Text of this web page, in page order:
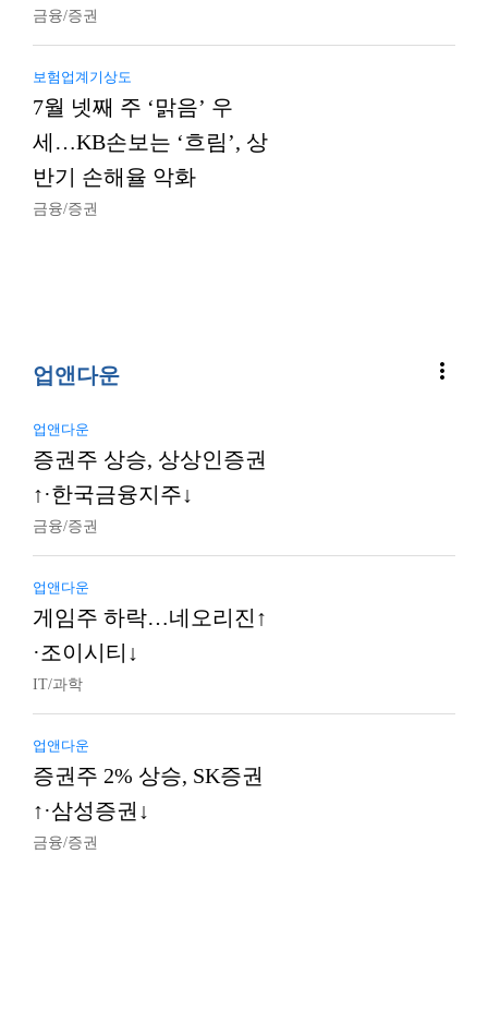
금융/증권
보험업계기상도
7월 넷째 주 ‘맑음’ 우
세…KB손보는 ‘흐림’, 상
반기 손해율 악화
금융/증권
업앤다운 more_vert
업앤다운
증권주 상승, 상상인증권
↑·한국금융지주↓
금융/증권
업앤다운
게임주 하락…네오리진↑
·조이시티↓
IT/과학
업앤다운
증권주 2% 상승, SK증권
↑·삼성증권↓
금융/증권